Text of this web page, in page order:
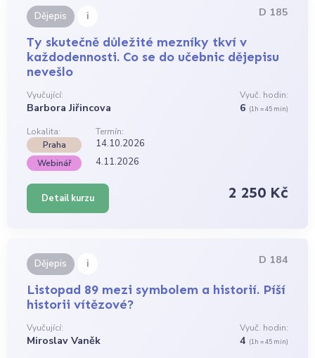
Dějepis i D 185
Ty skutečně důležité mezníky tkví v
každodennosti. Co se do učebnic dějepisu
nevešlo
Vyučující:
Barbora Jiřincova
Vyuč. hodin:
6 (1h = 45 min)
Lokalita:
Termín:
Praha
14.10.2026
Webinář 4.11.2026
Detail kurzu 2 250 Kč
Dějepis i D 184
Listopad 89 mezi symbolem a historií. Píší
historii vítězové?
Vyučující:
Miroslav Vaněk
Vyuč. hodin:
4 (1h = 45 min)